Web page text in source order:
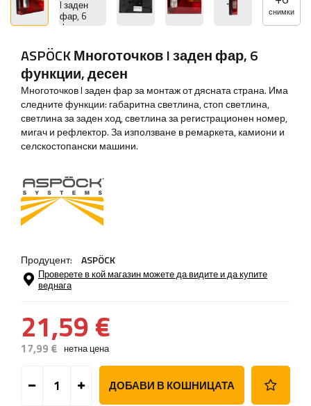
снимки
ASPÖCK Многоточков I заден фар, 6
функции, десен
Многоточков I заден фар за монтаж от дясната страна. Има
следните функции: габаритна светлина, стоп светлина,
светлина за заден ход, светлина за регистрационен номер,
мигач и рефлектор. За използване в ремаркета, камиони и
селскостопански машини.
Продуцент: ASPÖCK
Проверете в кой магазин можете да видите и да купите
веднага
21,59 €
17,99 € нетна цена
ДОБАВИ В КОШНИЦАТА